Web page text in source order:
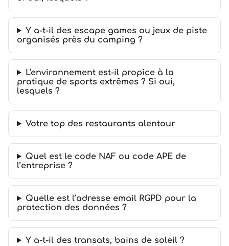
Y a-t-il des escape games ou jeux de piste
organisés près du camping ?
L'environnement est-il propice à la
pratique de sports extrêmes ? Si oui,
lesquels ?
Votre top des restaurants alentour
Quel est le code NAF ou code APE de
l’entreprise ?
Quelle est l’adresse email RGPD pour la
protection des données ?
Y a-t-il des transats, bains de soleil ?